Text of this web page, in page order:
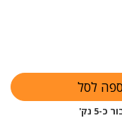
לסל
5 נק'